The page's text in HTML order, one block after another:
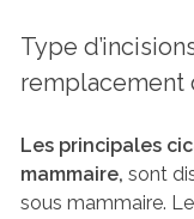
Type
remplacement
Les principales
mammaire, sont
sous mammaire.